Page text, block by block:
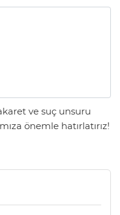
ve suç unsuru
önemle hatırlatırız!